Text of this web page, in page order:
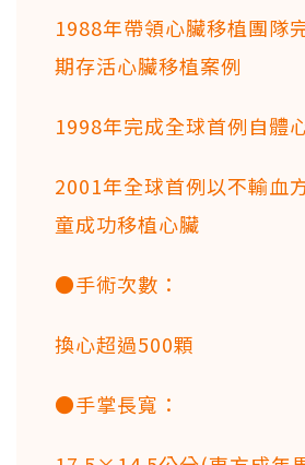
1988年帶領心臟移植團隊
期存活心臟移植案例
1998年完成全球首例自體
2001年全球首例以不輸血
童成功移植心臟
●手術次數：
換心超過500顆
●手掌長寬：